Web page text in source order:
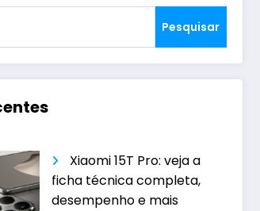
Pesquisar
Xiaomi 15T Pro: veja a
ficha técnica completa,
desempenho e mais